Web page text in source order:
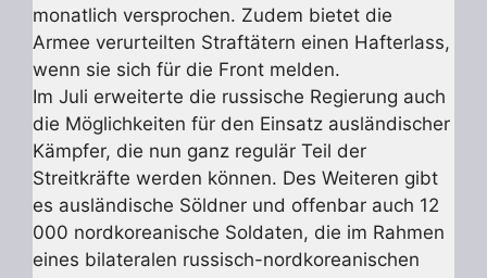
monatlich versprochen. Zudem bietet die
Armee verurteilten Straftätern einen Hafterlass,
wenn sie sich für die Front melden.
Im Juli erweiterte die russische Regierung auch
die Möglichkeiten für den Einsatz ausländischer
Kämpfer, die nun ganz regulär Teil der
Streitkräfte werden können. Des Weiteren gibt
es ausländische Söldner und offenbar auch 12
000 nordkoreanische Soldaten, die im Rahmen
eines bilateralen russisch-nordkoreanischen